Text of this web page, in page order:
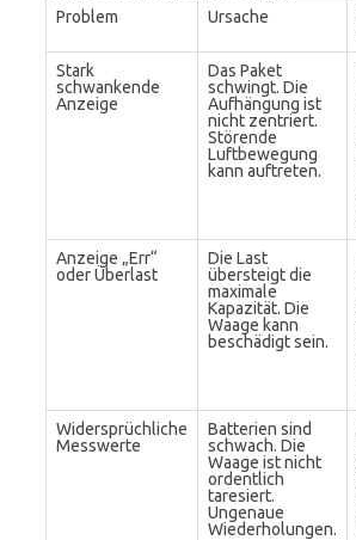
Problem
Ursache
Stark
schwankende
Anzeige
Das Paket
schwingt. Die
Aufhängung ist
nicht zentriert.
Störende
Luftbewegung
kann auftreten.
Anzeige „Err“
oder Überlast
Die Last
übersteigt die
maximale
Kapazität. Die
Waage kann
beschädigt sein.
Widersprüchliche
Messwerte
Batterien sind
schwach. Die
Waage ist nicht
ordentlich
taresiert.
Ungenaue
Wiederholungen.